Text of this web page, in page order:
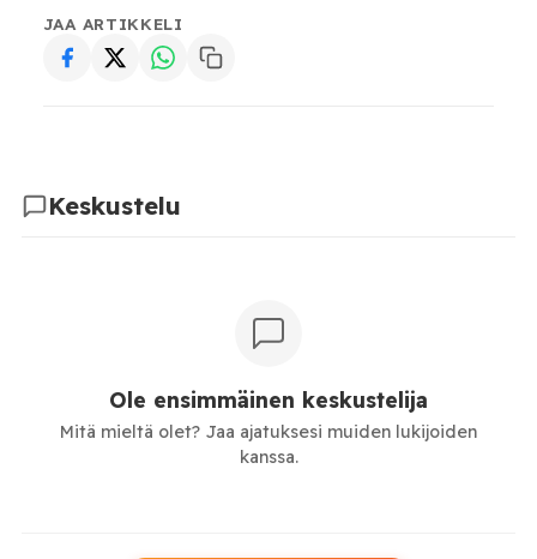
JAA ARTIKKELI
Keskustelu
Ole ensimmäinen keskustelija
Mitä mieltä olet? Jaa ajatuksesi muiden lukijoiden
kanssa.